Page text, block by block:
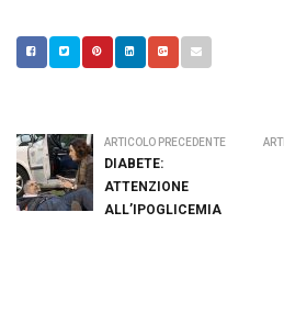
ARTICOLO PRECEDENTE
DIABETE:
ATTENZIONE
ALL’IPOGLICEMIA